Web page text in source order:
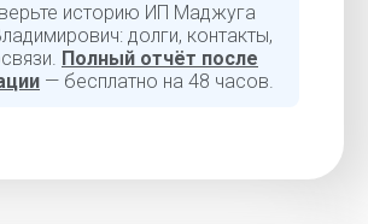
историю ИП Маджуга
долги, контакты,
Полный отчёт после
— бесплатно на 48 часов.